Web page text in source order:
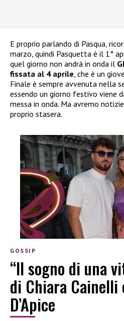
E proprio parlando di Pasqua,
marzo, quindi Pasquetta è il 1°
quel giorno non andrà in onda il
fissata al 4 aprile, che è un
Finale è sempre avvenuta nella
essendo un giorno festivo viene
messa in onda. Ma avremo
proprio stasera.
GOSSIP
“Il sogno di una
di Chiara Cainelli
D’Apice